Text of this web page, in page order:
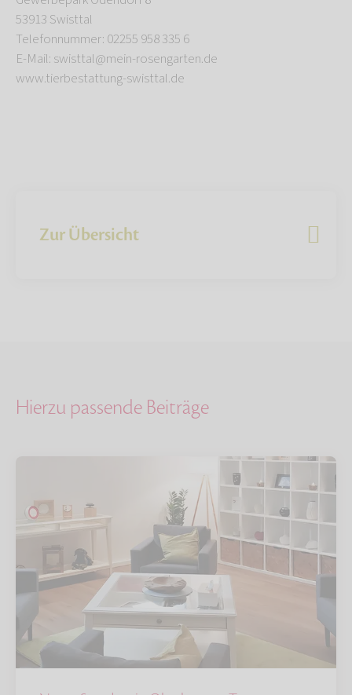
53913 Swisttal
Telefonnummer: 02255 958 335 6
E-Mail: swisttal@mein-rosengarten.de
www.tierbestattung-swisttal.de
Zur Übersicht
Hierzu passende Beiträge